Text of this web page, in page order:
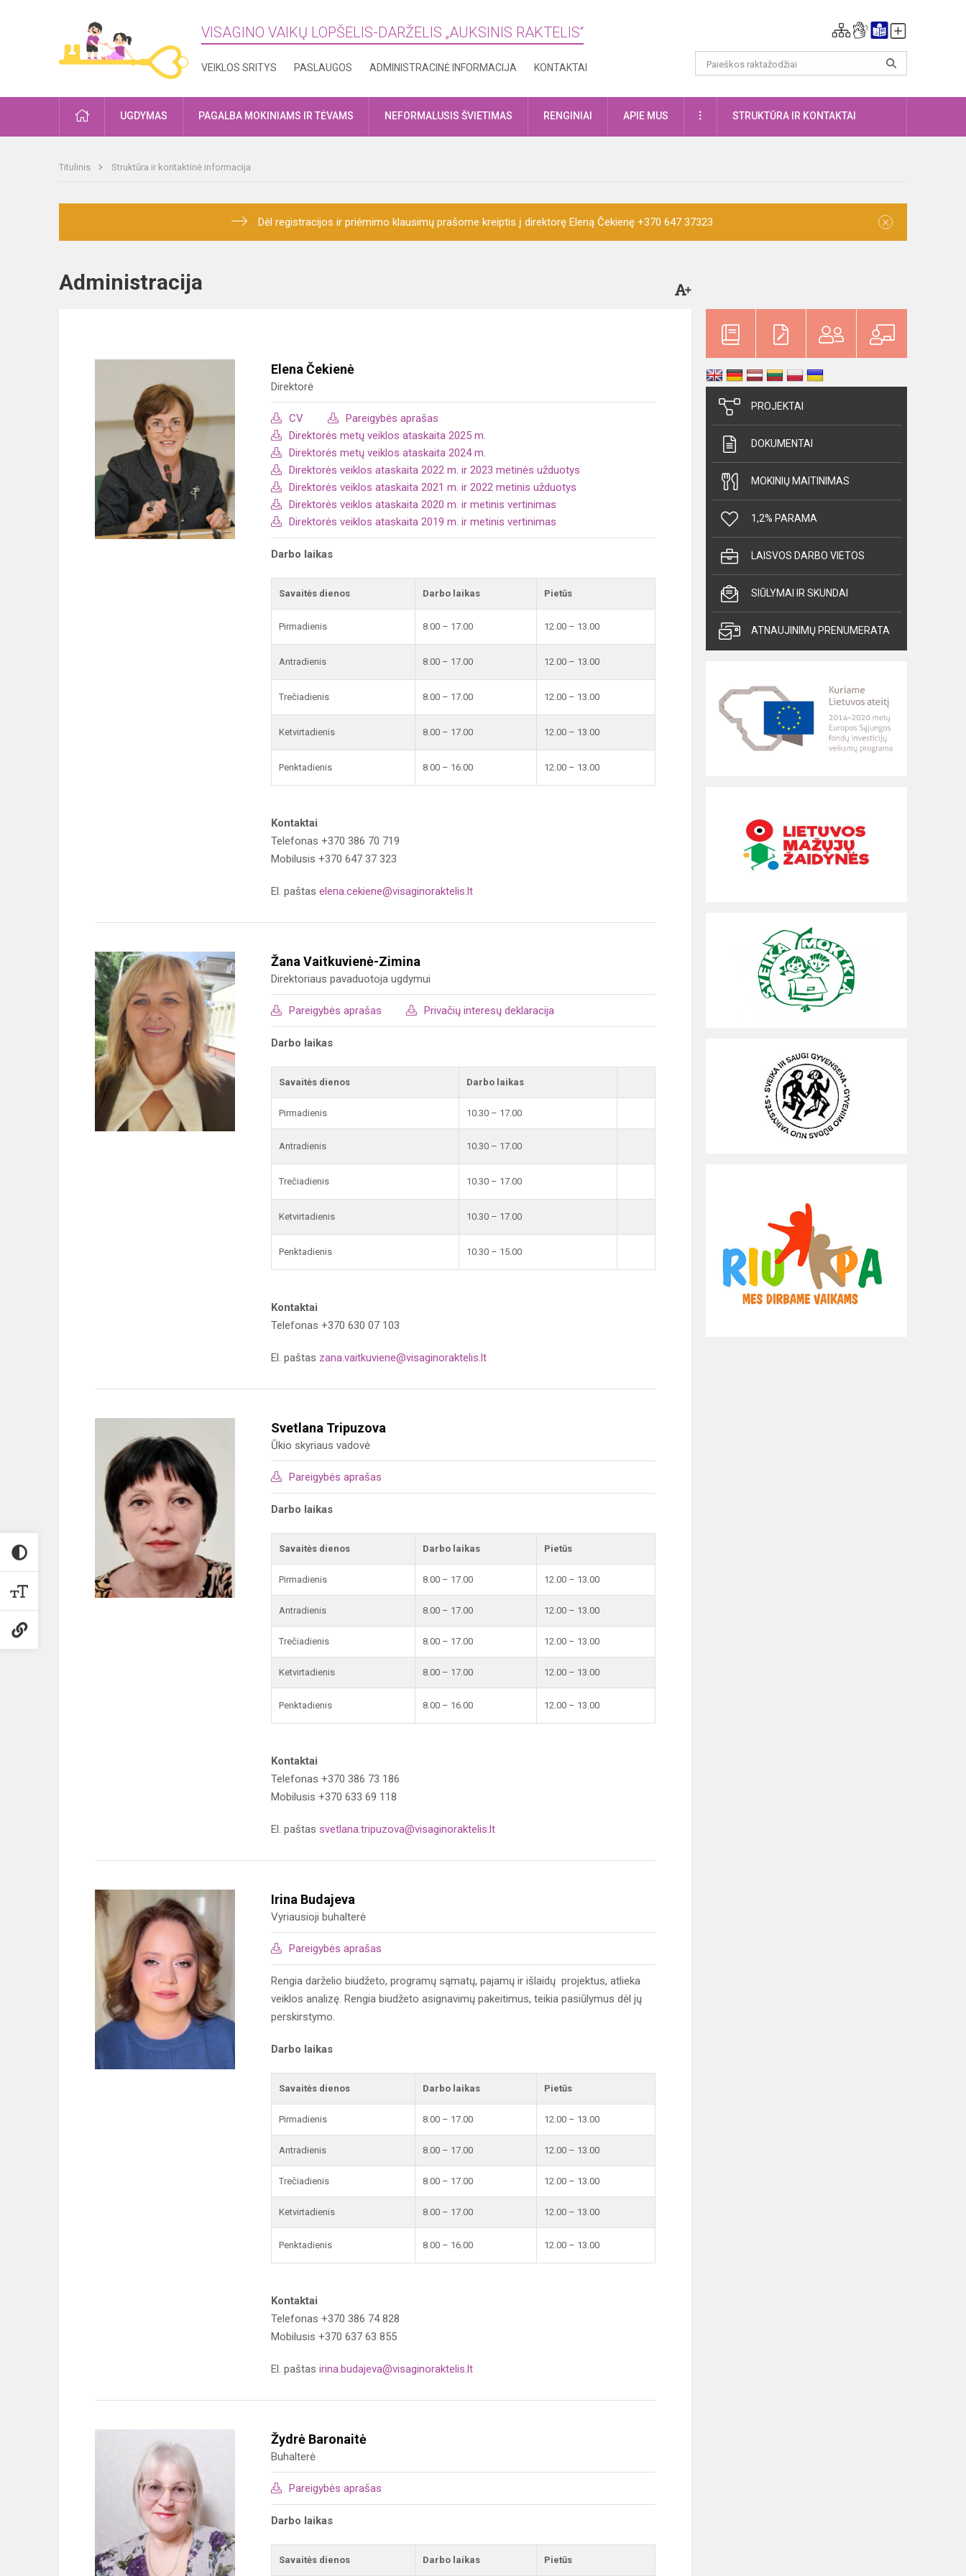
VISAGINO VAIKŲ LOPŠELIS-DARŽELIS „AUKSINIS RAKTELIS“
VEIKLOS SRITYS PASLAUGOS ADMINISTRACINĖ INFORMACIJA KONTAKTAI
PRADŽIAUGDYMAS PAGALBA MOKINIAMS IR TĖVAMS NEFORMALUSIS ŠVIETIMAS RENGINIAI APIE MUS DAUGIAUSTRUKTŪRA IR KONTAKTAI
Titulinis Struktūra ir kontaktinė informacija
Dėl registracijos ir priėmimo klausimų prašome kreiptis į direktorę Eleną Čekienę +370 647 37323 ×
Administracija
Elena Čekienė
Direktorė
CV
Pareigybės aprašas
Direktorės metų veiklos ataskaita 2025 m.
Direktorės metų veiklos ataskaita 2024 m.
Direktorės veiklos ataskaita 2022 m. ir 2023 metinės užduotys
Direktorės veiklos ataskaita 2021 m. ir 2022 metinis užduotys
Direktorės veiklos ataskaita 2020 m. ir metinis vertinimas
Direktorės veiklos ataskaita 2019 m. ir metinis vertinimas
Darbo laikas
Savaitės dienos Darbo laikas Pietūs
Pirmadienis 8.00 – 17.00 12.00 – 13.00
Antradienis 8.00 – 17.00 12.00 – 13.00
Trečiadienis 8.00 – 17.00 12.00 – 13.00
Ketvirtadienis 8.00 – 17.00 12.00 – 13.00
Penktadienis 8.00 – 16.00 12.00 – 13.00
Kontaktai
Telefonas +370 386 70 719
Mobilusis +370 647 37 323
El. paštas elena.cekiene@visaginoraktelis.lt
Žana Vaitkuvienė-Zimina
Direktoriaus pavaduotoja ugdymui
Pareigybės aprašas Privačių interesų deklaracija
Darbo laikas
Savaitės dienos Darbo laikas
Pirmadienis 10.30 – 17.00
Antradienis 10.30 – 17.00
Trečiadienis 10.30 – 17.00
Ketvirtadienis 10.30 – 17.00
Penktadienis 10.30 – 15.00
Kontaktai
Telefonas +370 630 07 103
El. paštas zana.vaitkuviene@visaginoraktelis.lt
Svetlana Tripuzova
Ūkio skyriaus vadovė
Pareigybės aprašas
Darbo laikas
Savaitės dienos Darbo laikas Pietūs
Pirmadienis 8.00 – 17.00 12.00 – 13.00
Antradienis 8.00 – 17.00 12.00 – 13.00
Trečiadienis 8.00 – 17.00 12.00 – 13.00
Ketvirtadienis 8.00 – 17.00 12.00 – 13.00
Penktadienis 8.00 – 16.00 12.00 – 13.00
Kontaktai
Telefonas +370 386 73 186
Mobilusis +370 633 69 118
El. paštas svetlana.tripuzova@visaginoraktelis.lt
Irina Budajeva
Vyriausioji buhalterė
Pareigybės aprašas
Rengia darželio biudžeto, programų sąmatų, pajamų ir išlaidų projektus, atlieka
veiklos analizę. Rengia biudžeto asignavimų pakeitimus, teikia pasiūlymus dėl jų
perskirstymo.
Darbo laikas
Savaitės dienos Darbo laikas Pietūs
Pirmadienis 8.00 – 17.00 12.00 – 13.00
Antradienis 8.00 – 17.00 12.00 – 13.00
Trečiadienis 8.00 – 17.00 12.00 – 13.00
Ketvirtadienis 8.00 – 17.00 12.00 – 13.00
Penktadienis 8.00 – 16.00 12.00 – 13.00
Kontaktai
Telefonas +370 386 74 828
Mobilusis +370 637 63 855
El. paštas irina.budajeva@visaginoraktelis.lt
Žydrė Baronaitė
Buhalterė
Pareigybės aprašas
Darbo laikas
Savaitės dienos Darbo laikas Pietūs
PROJEKTAI
DOKUMENTAI
MOKINIŲ MAITINIMAS
1,2% PARAMA
LAISVOS DARBO VIETOS
SIŪLYMAI IR SKUNDAI
ATNAUJINIMŲ PRENUMERATA